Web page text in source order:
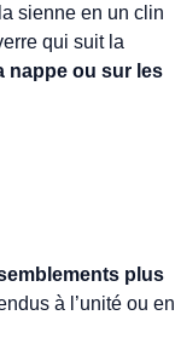
sienne en un clin
qui suit la
nappe ou sur les
plus
à l’unité ou en